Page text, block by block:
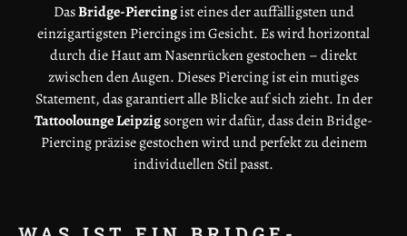
DasBridge-Piercingist eines der auffälligsten und
einzigartigsten Piercings im Gesicht. Es wird horizontal
durch die Haut am Nasenrücken gestochen – direkt
zwischen den Augen. Dieses Piercing ist ein mutiges
Statement, das garantiert alle Blicke auf sich zieht. In der
Tattoolounge Leipzigsorgen wir dafür, dass dein Bridge-
Piercing präzise gestochen wird und perfekt zu deinem
individuellen Stil passt.